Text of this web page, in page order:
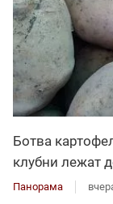
Ботва
клубни лежат
Панорама